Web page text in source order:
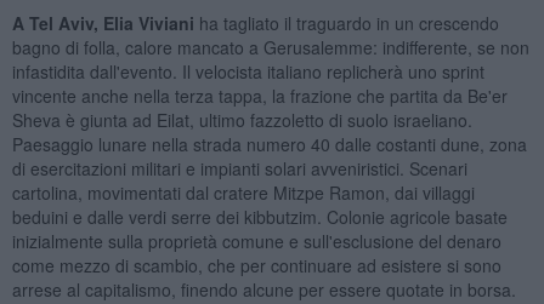
A Tel Aviv, Elia Viviani ha tagliato il traguardo in un crescendo
bagno di folla, calore mancato a Gerusalemme: indifferente, se non
infastidita dall'evento. Il velocista italiano replicherà uno sprint
vincente anche nella terza tappa, la frazione che partita da Be'er
Sheva è giunta ad Eilat, ultimo fazzoletto di suolo israeliano.
Paesaggio lunare nella strada numero 40 dalle costanti dune, zona
di esercitazioni militari e impianti solari avveniristici. Scenari
cartolina, movimentati dal cratere Mitzpe Ramon, dai villaggi
beduini e dalle verdi serre dei kibbutzim. Colonie agricole basate
inizialmente sulla proprietà comune e sull'esclusione del denaro
come mezzo di scambio, che per continuare ad esistere si sono
arrese al capitalismo, finendo alcune per essere quotate in borsa.